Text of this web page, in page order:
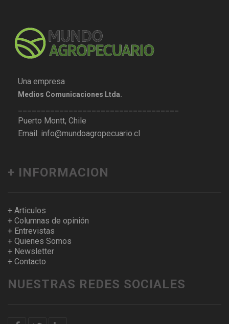
Una empresa
Medios Comunicaciones Ltda.
Puerto Montt, Chile
Email: info@mundoagropecuario.cl
+ INFORMACION
+ Articulos
+ Columnas de opinión
+ Entrevistas
+ Quienes Somos
+ Newsletter
+ Contacto
NUESTRAS REDES SOCIALES